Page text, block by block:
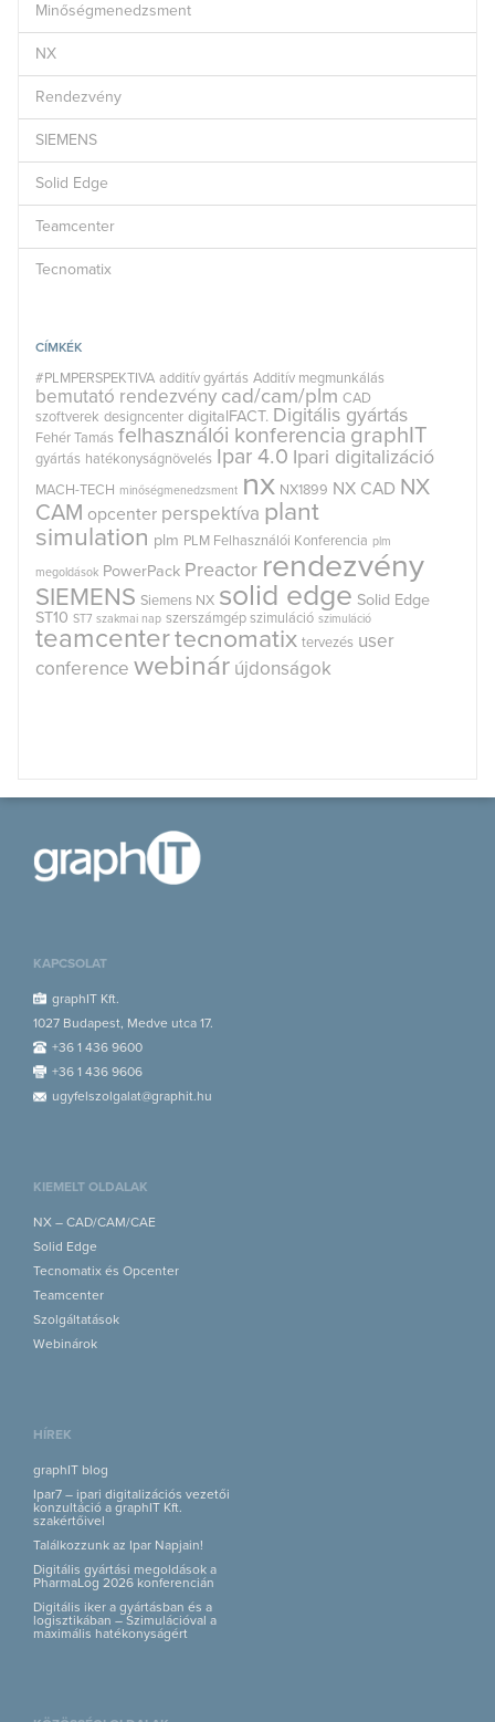
Minőségmenedzsment
NX
Rendezvény
SIEMENS
Solid Edge
Teamcenter
Tecnomatix
CÍMKÉK
#PLMPERSPEKTIVA additív gyártás Additív megmunkálás
bemutató rendezvény cad/cam/plm CAD
szoftverek designcenter digitalFACT. Digitális gyártás
Fehér Tamás felhasználói konferencia graphIT
gyártás hatékonyságnövelés Ipar 4.0 Ipari digitalizáció
MACH-TECH minőségmenedzsment nx NX1899 NX CAD NX
CAM opcenter perspektíva plant
simulation plm PLM Felhasználói Konferencia plm
megoldások PowerPack Preactor rendezvény
SIEMENS Siemens NX solid edge Solid Edge
ST10 ST7 szakmai nap szerszámgép szimuláció szimuláció
teamcentertecnomatix tervezés user
conference webinár újdonságok
KAPCSOLAT
graphIT Kft.
1027 Budapest, Medve utca 17.
+36 1 436 9600
+36 1 436 9606
ugyfelszolgalat@graphit.hu
KIEMELT OLDALAK
NX – CAD/CAM/CAE
Solid Edge
Tecnomatix és Opcenter
Teamcenter
Szolgáltatások
Webinárok
HÍREK
graphIT blog
Ipar7 – ipari digitalizációs vezetői
konzultáció a graphIT Kft.
szakértőivel
Találkozzunk az Ipar Napjain!
Digitális gyártási megoldások a
PharmaLog 2026 konferencián
Digitális iker a gyártásban és a
logisztikában – Szimulációval a
maximális hatékonyságért